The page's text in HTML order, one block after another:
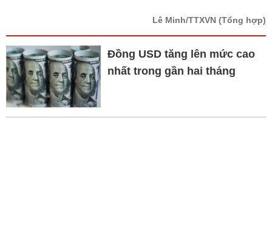
Lê Minh/TTXVN (Tổng hợp)
Đồng USD tăng lên mức cao
nhất trong gần hai tháng